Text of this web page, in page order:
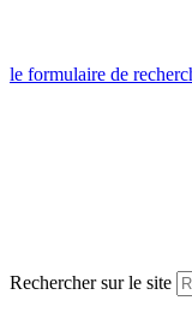
le formulaire de
Rechercher sur le site